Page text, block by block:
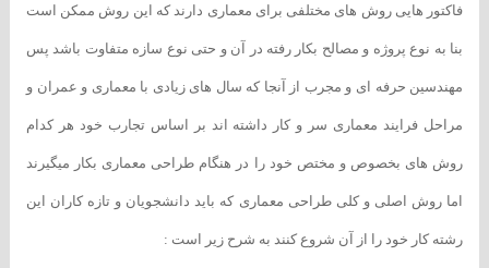
فاکتور هایی روش های مختلفی برای معماری دارند که این روش ممکن است
بنا به نوع پروژه و مصالح بکار رفته در آن و حتی نوع سازه متفاوت باشد پس
مهندسین حرفه ای و مجرب از آنجا که سال های زیادی با معماری و عمران و
مراحل فرایند معماری سر و کار داشته اند بر اساس تجارب خود هر کدام
روش های بخصوص و مختص خود را در هنگام طراحی معماری بکار میگیرند
اما روش اصلی و کلی طراحی معماری که باید دانشجویان و تازه کاران این
رشته کار خود را از آن شروع کنند به شرح زیر است :